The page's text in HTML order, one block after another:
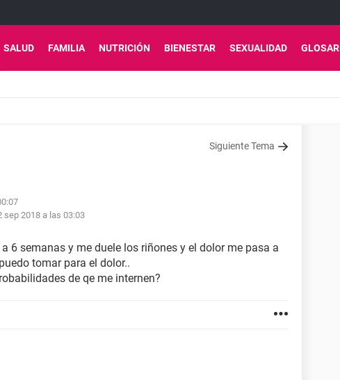
SALUD FAMILIA NUTRICIÓN BIENESTAR SEXUALIDAD
Siguiente Tema
sep 2018 a las 03:03
6 semanas y me duele los riñones y el dolor me pasa a
tomar para el dolor..
de qe me internen?